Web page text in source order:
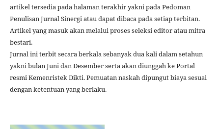
artikel tersedia pada halaman terakhir yakni pada Pedoman
Penulisan Jurnal Sinergi atau dapat dibaca pada setiap terbitan.
Artikel yang masuk akan melalui proses seleksi editor atau mitra
bestari.
Jurnal ini terbit secara berkala sebanyak dua kali dalam setahun
yakni bulan Juni dan Desember serta akan diunggah ke Portal
resmi Kemenristek Dikti. Pemuatan naskah dipungut biaya sesuai
dengan ketentuan yang berlaku.